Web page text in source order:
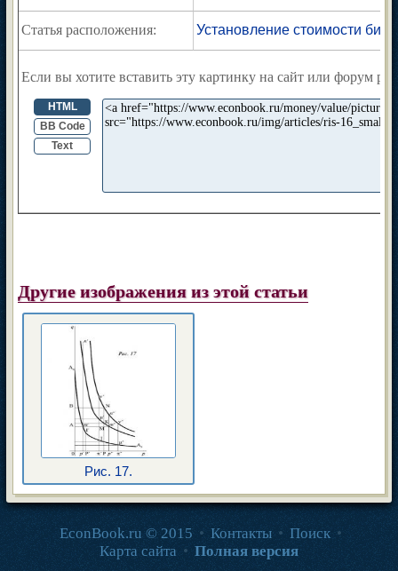
Статья расположения: Установление стоимости
Если вы хотите вставить эту картинку на сайт или форум
HTML
BB Code
Text
Другие изображения из этой статьи
Рис. 17.
EconBook.ru © 2015 • Контакты • Поиск •
Карта сайта • Полная версия